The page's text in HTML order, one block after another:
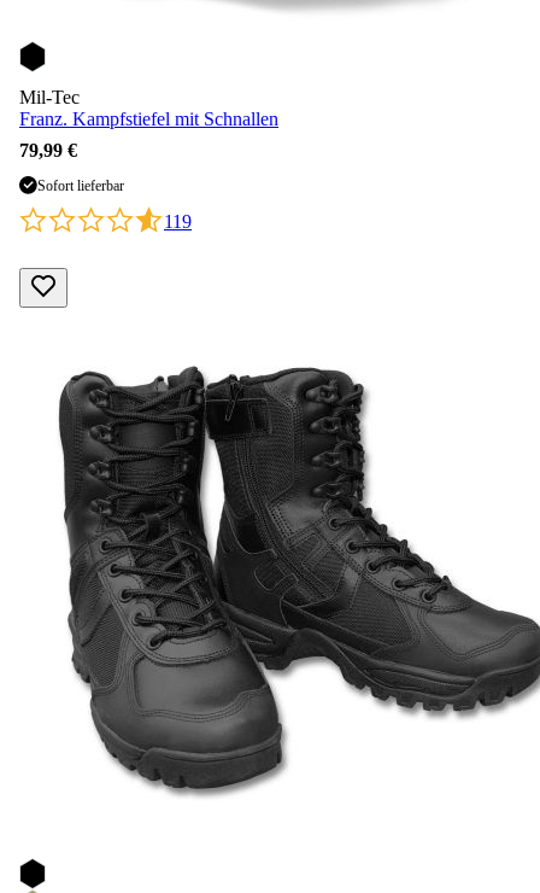
Mil-Tec
Franz. Kampfstiefel mit Schnallen
79,99 €
Sofort lieferbar
119